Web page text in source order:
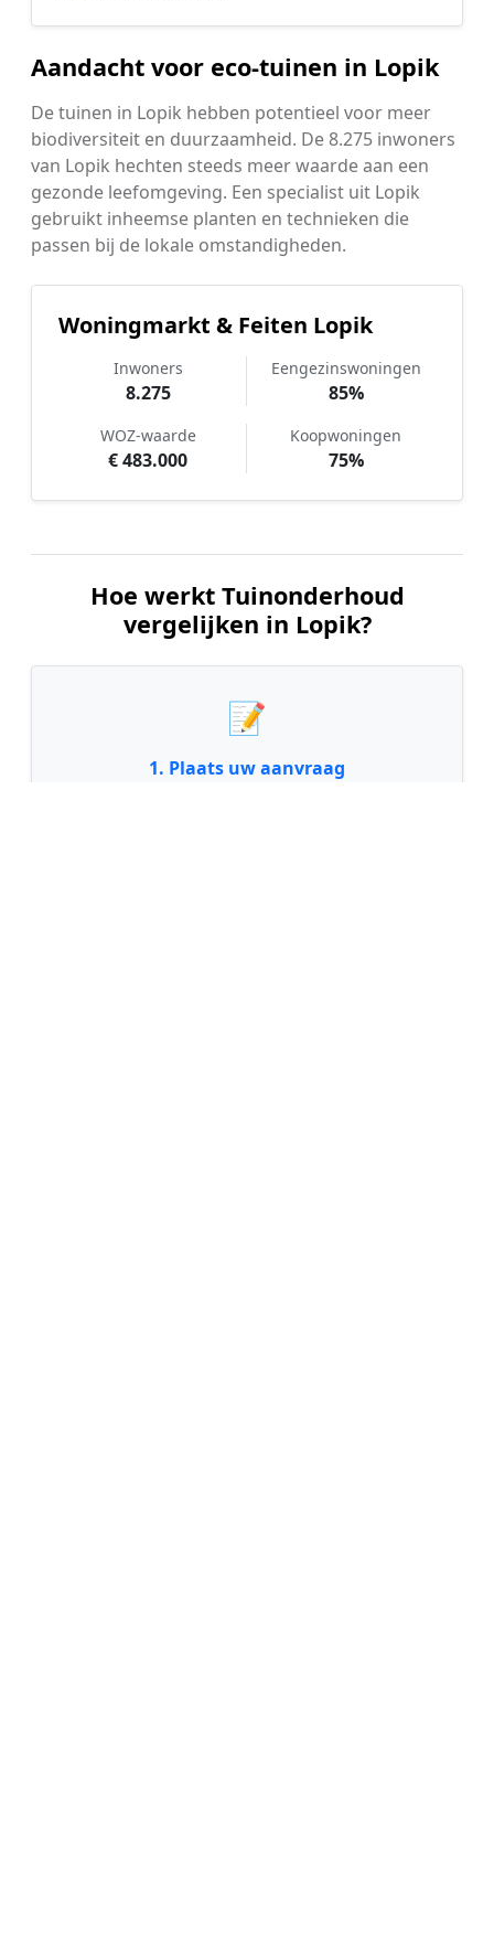
Aandacht voor eco-tuinen in Lopik
De tuinen in Lopik hebben potentieel voor meer
biodiversiteit en duurzaamheid. De 8.275 inwoners
van Lopik hechten steeds meer waarde aan een
gezonde leefomgeving. Een specialist uit Lopik
gebruikt inheemse planten en technieken die
passen bij de lokale omstandigheden.
Woningmarkt & Feiten Lopik
Inwoners
8.275
Eengezinswoningen
85%
WOZ-waarde
€ 483.000
Koopwoningen
75%
Hoe werkt Tuinonderhoud
vergelijken in Lopik?
📝
1. Plaats uw aanvraag